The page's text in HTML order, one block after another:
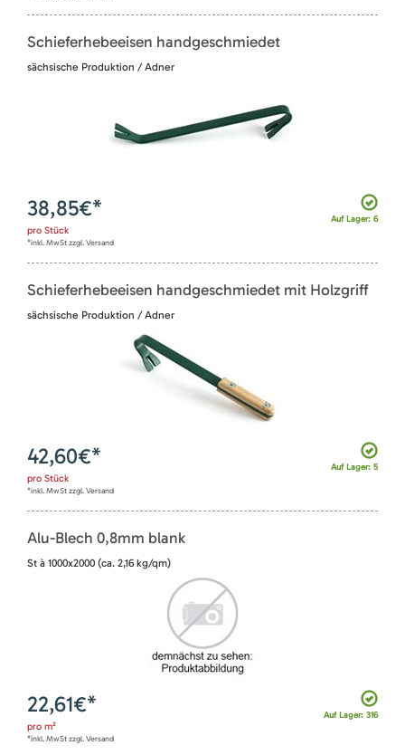
Schieferhebeeisen handgeschmiedet
sächsische Produktion / Adner
Auf Lager: 6
38,85€*
pro Stück
*inkl. MwSt zzgl. Versand
Schieferhebeeisen handgeschmiedet mit Holzgriff
sächsische Produktion / Adner
Auf Lager: 5
42,60€*
pro Stück
*inkl. MwSt zzgl. Versand
Alu-Blech 0,8mm blank
St à 1000x2000 (ca. 2,16 kg/qm)
Auf Lager: 316
22,61€*
pro m²
*inkl. MwSt zzgl. Versand